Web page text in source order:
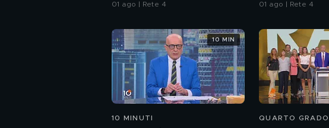
01 ago | Rete 4 01 ago | Rete 4
10 MINUTI
10 MIN
QUARTO GRADO